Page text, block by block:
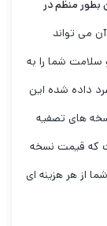
بطور منظم در
امگا-۶ بالای آن می تواند
بریزد و سلامت شما را به
داده شده این
های تصفیه
که قیمت نسخه
از هر هزینه ای